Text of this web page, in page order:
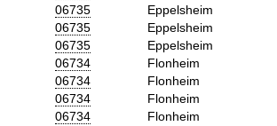
06735
Eppelsheim
06735
Eppelsheim
06735
Eppelsheim
06734
Flonheim
06734
Flonheim
06734
Flonheim
06734
Flonheim